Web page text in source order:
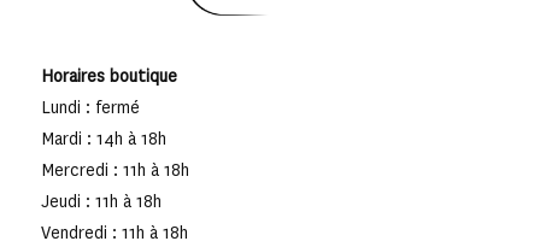
Horaires boutique
Lundi : fermé
Mardi : 14h à 18h
Mercredi : 11h à 18h
Jeudi : 11h à 18h
Vendredi : 11h à 18h